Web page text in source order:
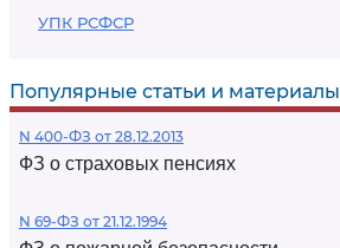
УПК РСФСР
Популярные статьи и материалы
N 400-ФЗ от 28.12.2013
ФЗ о страховых пенсиях
N 69-ФЗ от 21.12.1994